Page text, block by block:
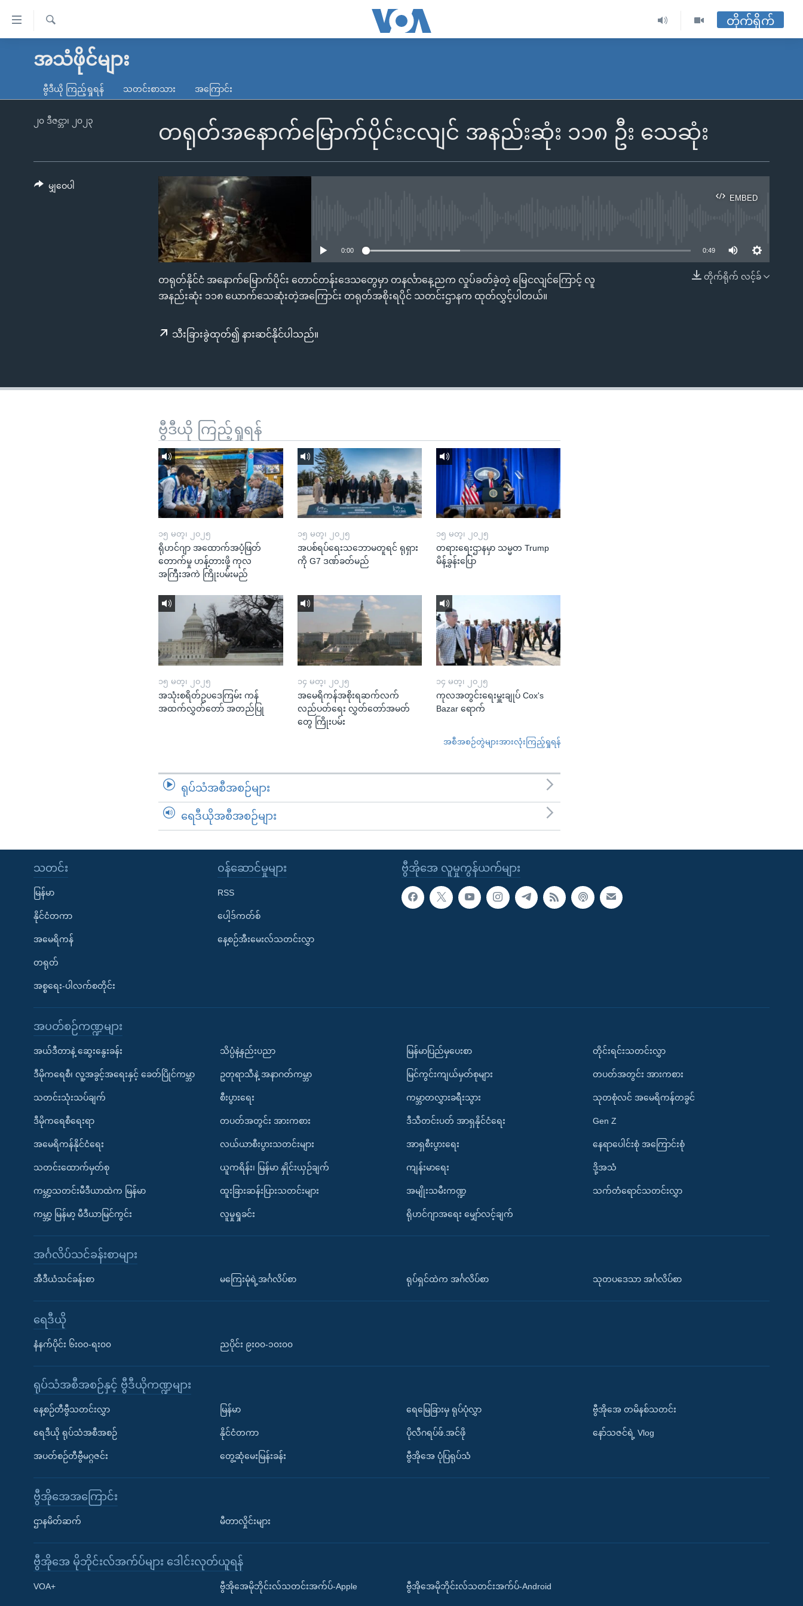
လွယ်ကူ
သည့်
မူလစာမျက်နှာ
ကမ္ဘာ့သတင်းများ
နိုင်ငံတကာ
တရုတ်
အစ္စရေး-ပါလက်စတိုင်း
ရပ်ဝန်းတခု လမ်းတခု အလွန်
အင်္ဂလိပ်စာလေ့လာမယ်
Learning English
ရ
တိုက်ရိုက်
အသံဖိုင်များ
ဗွီဒီယို ကြည့်ရှုရန် သတင်းစာသား အကြောင်း
တရုတ်အနောက်မြောက်ပိုင်းငလျင် အနည်းဆုံး ၁၁၈ ဦး သေဆုံး
၂၀ ဒီဇင္ဘာ၊ ၂၀၂၃
EMBED
EMBED
0:00 0:49
တိုက်ရိုက် လင့်ခ်
တရုတ်နိုင်ငံ အနောက်မြောက်ပိုင်း တောင်တန်းဒေသတွေမှာ တနင်္လာနေ့ညက လှုပ်ခတ်ခဲ့တဲ့ မြေငလျင်ကြောင့် လူ
အနည်းဆုံး ၁၁၈ ယောက်သေဆုံးတဲ့အကြောင်း တရုတ်အစိုးရပိုင် သတင်းဌာနက ထုတ်လွှင့်ပါတယ်။
သီးခြားခွဲထုတ်၍ နားဆင်နိုင်ပါသည်။
မျှဝေပါ
ဗွီဒီယို ကြည့်ရှုရန်
၁၅ မတ္၊ ၂၀၂၅
ရိုဟင်ဂျာ အထောက်အပံ့ဖြတ်
တောက်မှု ဟန့်တားဖို့ ကုလ
အကြီးအကဲ ကြိုးပမ်းမည်
၁၅ မတ္၊ ၂၀၂၅
အပစ်ရပ်ရေးသဘောမတူရင် ရုရှား
ကို G7 ဒဏ်ခတ်မည်
၁၅ မတ္၊ ၂၀၂၅
တရားရေးဌာနမှာ သမ္မတ Trump
မိန့်ခွန်းပြော
၁၅ မတ္၊ ၂၀၂၅
အသုံးစရိတ်ဥပဒေကြမ်း ကန်
အထက်လွှတ်တော် အတည်ပြု
၁၄ မတ္၊ ၂၀၂၅
အမေရိကန်အစိုးရဆက်လက်
လည်ပတ်ရေး လွှတ်တော်အမတ်
တွေ ကြိုးပမ်း
၁၄ မတ္၊ ၂၀၂၅
ကုလအတွင်းရေးမှူးချုပ် Cox's
Bazar ရောက်
အစီအစဉ်တွဲများအားလုံးကြည့်ရှုရန်
ရုပ်သံအစီအစဉ်များ
ရေဒီယိုအစီအစဉ်များ
ဗွီအိုအေ လူမှုကွန်ယက်များ
သတင်း
မြန်မာ
နိုင်ငံတကာ
အမေရိကန်
တရုတ်
အစ္စရေး-ပါလက်စတိုင်း
၀န်ဆောင်မှုများ
RSS
ပေါ့ဒ်ကတ်စ်
နေ့စဉ်အီးမေးလ်သတင်းလွှာ
အပတ်စဉ်ကဏ္ဍများ
အယ်ဒီတာနဲ့ ဆွေးနွေးခန်း
ဒီမိုကရေစီ၊ လူ့အခွင့်အရေးနှင့် ခေတ်ပြိုင်ကမ္ဘာ
သတင်းသုံးသပ်ချက်
ဒီမိုကရေစီရေးရာ
အမေရိကန်နိုင်ငံရေး
သတင်းထောက်မှတ်စု
ကမ္ဘာ့သတင်းမီဒီယာထဲက မြန်မာ
ကမ္ဘာ့ မြန်မာ့ မီဒီယာမြင်ကွင်း
သိပ္ပံနဲ့နည်းပညာ
ဥတုရာသီနဲ့ အနာဂတ်ကမ္ဘာ
စီးပွားရေး
တပတ်အတွင်း အားကစား
လယ်ယာစီးပွားသတင်းများ
ယူကရိန်း၊ မြန်မာ နှိုင်းယှဉ်ချက်
ထူးခြားဆန်းပြားသတင်းများ
လူမှုရှုခင်း
မြန်မာပြည်မှပေးစာ
မြင်ကွင်းကျယ်မှတ်စုများ
ကမ္ဘာတလွှားခရီးသွား
ဒီသီတင်းပတ် အာရှနိုင်ငံရေး
အာရှစီးပွားရေး
ကျန်းမာရေး
အမျိုးသမီးကဏ္ဍ
ရိုဟင်ဂျာအရေး မျှော်လင့်ချက်
တိုင်းရင်းသတင်းလွှာ
တပတ်အတွင်း အားကစား
သုတစုံလင် အမေရိကန်တခွင်
Gen Z
နေရာပေါင်းစုံ အကြောင်းစုံ
ဒို့အသံ
သက်တံရောင်သတင်းလွှာ
အင်္ဂလိပ်သင်ခန်းစာများ
အီဒီယံသင်ခန်းစာ မကြေးမုံရဲ့အင်္ဂလိပ်စာ ရုပ်ရှင်ထဲက အင်္ဂလိပ်စာ သုတပဒေသာ အင်္ဂလိပ်စာ
ရေဒီယို
နံနက်ပိုင်း ၆း၀၀-ရး၀၀ ညပိုင်း ၉း၀၀-၁၀း၀၀
ရုပ်သံအစီအစဉ်နှင့် ဗွီဒီယိုကဏ္ဍများ
နေ့စဉ်တီဗွီသတင်းလွှာ
ရေဒီယို ရုပ်သံအစီအစဉ်
အပတ်စဉ်တီဗွီမဂ္ဂဇင်း
မြန်မာ
နိုင်ငံတကာ
တွေ့ဆုံမေးမြန်းခန်း
ရေမြေခြားမှ ရုပ်ပုံလွှာ
ပိုလီဂရပ်ဖ်.အင်ဖို
ဗွီအိုအေ ပုံပြရုပ်သံ
ဗွီအိုအေ တမိနစ်သတင်း
နော်သဇင်ရဲ့ Vlog
ဗွီအိုအေအကြောင်း
ဌာနမိတ်ဆက် မီတာလှိုင်းများ
ဗွီအိုအေ မိုဘိုင်းလ်အက်ပ်များ ဒေါင်းလုတ်ယူရန်
VOA+ ဗွီအိုအေမိုဘိုင်းလ်သတင်းအက်ပ်-Apple ဗွီအိုအေမိုဘိုင်းလ်သတင်းအက်ပ်-Android